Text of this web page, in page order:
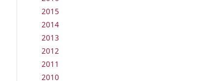
2015
2014
2013
2012
2011
2010